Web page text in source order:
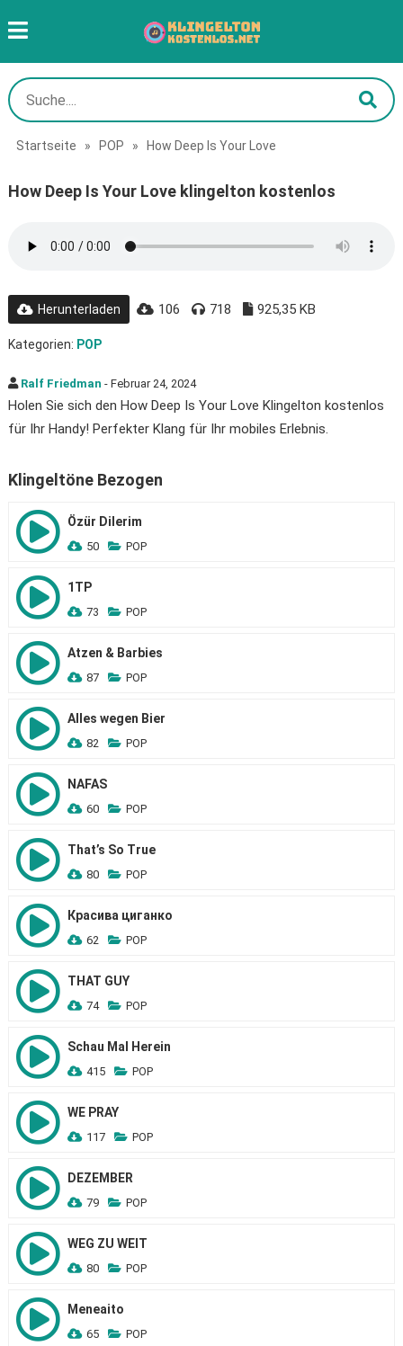
Startseite » POP » How Deep Is Your Love
How Deep Is Your Love klingelton kostenlos
Herunterladen 106 718 925,35 KB
Kategorien: POP
Ralf Friedman - Februar 24, 2024
Holen Sie sich den How Deep Is Your Love Klingelton kostenlos
für Ihr Handy! Perfekter Klang für Ihr mobiles Erlebnis.
Klingeltöne Bezogen
Özür Dilerim
50 POP
1TP
73 POP
Atzen & Barbies
87 POP
Alles wegen Bier
82 POP
NAFAS
60 POP
That’s So True
80 POP
Красива циганко
62 POP
THAT GUY
74 POP
Schau Mal Herein
415 POP
WE PRAY
117 POP
DEZEMBER
79 POP
WEG ZU WEIT
80 POP
Meneaito
65 POP